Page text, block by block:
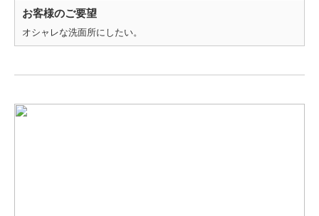
お客様のご要望
オシャレな洗面所にしたい。